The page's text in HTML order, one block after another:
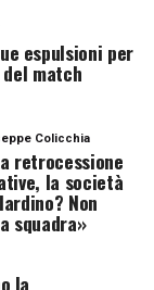
espulsioni per
match
Colicchia
retrocessione
la società
Non
squadra»
la